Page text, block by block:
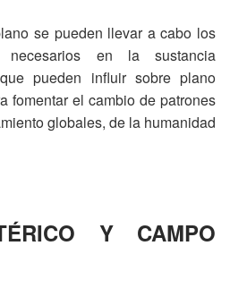
se pueden llevar a cabo los
necesarios en la sustancia
pueden influir sobre plano
fomentar el cambio de patrones
globales, de la humanidad
Y CAMPO